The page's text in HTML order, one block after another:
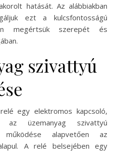
hatását. Az alábbiakban
ezt a kulcsfontosságú
megértsük szerepét és
szivattyú
egy elektromos kapcsoló,
üzemanyag szivattyú
alapvetően az
A relé belsejében egy